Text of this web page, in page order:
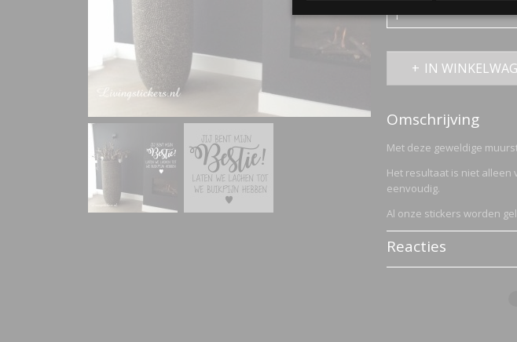
IN
Omschrijving
Met deze geweldige
Het resultaat is niet
eenvoudig.
Al onze stickers worden
Reacties